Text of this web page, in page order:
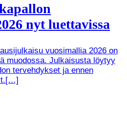
nyt luettavissa
vuosimallia 2026 on
muodossa. Julkaisusta löytyy
tervehdykset ja ennen